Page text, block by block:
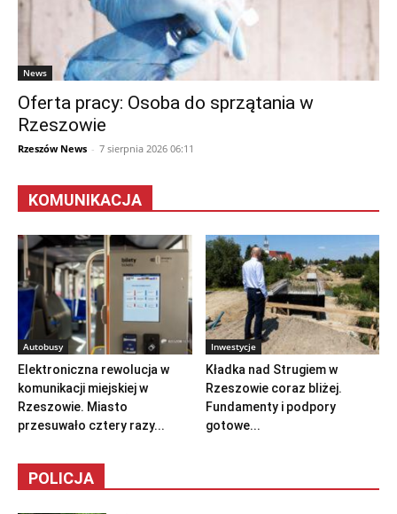
News
Oferta pracy: Osoba do sprzątania w
Rzeszowie
Rzeszów News - 7 sierpnia 2026 06:11
KOMUNIKACJA
Autobusy
Elektroniczna rewolucja w
komunikacji miejskiej w
Rzeszowie. Miasto
przesuwało cztery razy...
Inwestycje
Kładka nad Strugiem w
Rzeszowie coraz bliżej.
Fundamenty i podpory
gotowe...
POLICJA